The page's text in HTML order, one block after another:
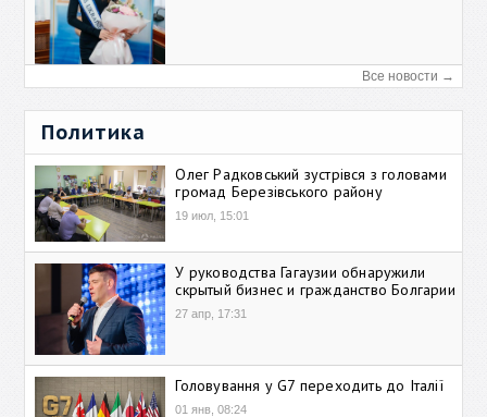
Все новости →
Политика
Олег Радковський зустрівся з головами
громад Березівського району
19 июл, 15:01
У руководства Гагаузии обнаружили
скрытый бизнес и гражданство Болгарии
27 апр, 17:31
Головування у G7 переходить до Італії
01 янв, 08:24